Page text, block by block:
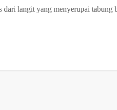
dari langit yang menyerupai